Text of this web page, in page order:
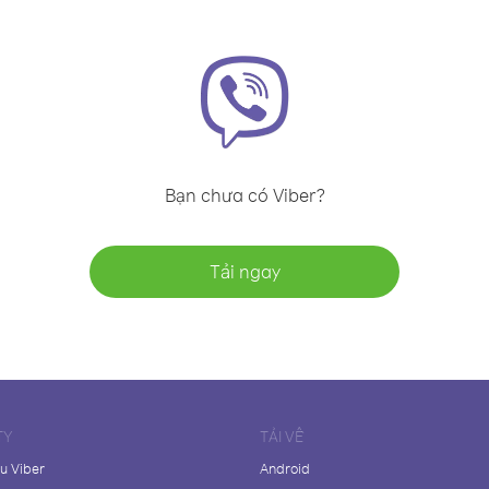
Bạn chưa có Viber?
Tải ngay
Viber
TẢI VỀ
Android